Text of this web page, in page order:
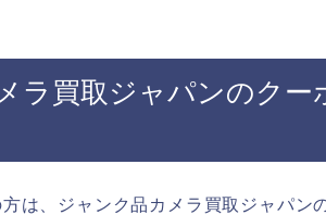
ラ買取ジャパンのクー
は、ジャンク品カメラ買取ジャパン